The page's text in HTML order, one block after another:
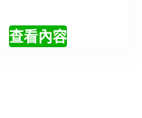
查看內容